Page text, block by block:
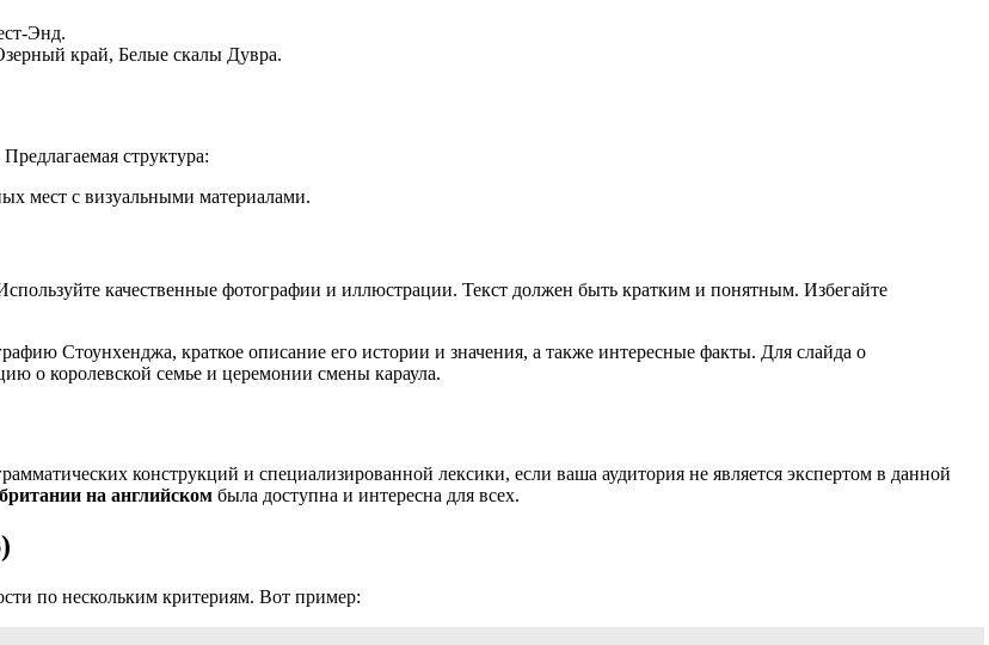
Энд.
край, Белые скалы Дувра.
структура:
мест с визуальными материалами.
качественные фотографии и иллюстрации. Текст должен быть кратким и понятным. Избегайте
Стоунхенджа, краткое описание его истории и значения, а также интересные факты. Для слайда о
о королевской семье и церемонии смены караула.
конструкций и специализированной лексики, если ваша аудитория не является экспертом в данной
на английском была доступна и интересна для всех.
по нескольким критериям. Вот пример: